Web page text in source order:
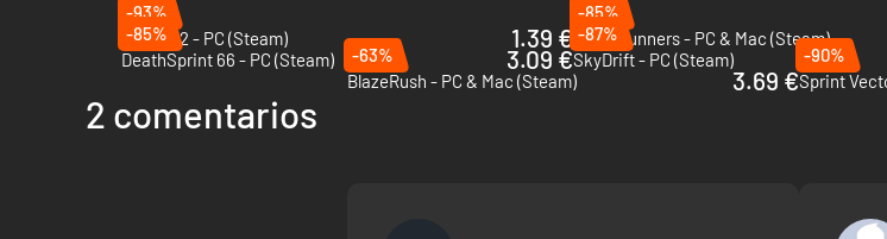
-93%
Redout 2 - PC (Steam)
1.39 €
-85%
Speedrunners - PC & Mac (Steam)
-85%
DeathSprint 66 - PC (Steam)
3.09 €
-87%
SkyDrift - PC (Steam)
-63%
BlazeRush - PC & Mac (Steam)
3.69 €
-90%
Sprint
2 comentarios